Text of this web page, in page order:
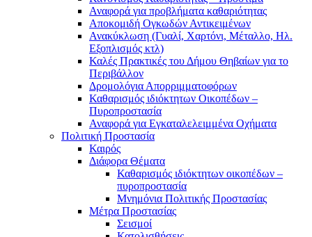
Αναφορά για προβλήματα καθαριότητας
Αποκομιδή Ογκωδών Αντικειμένων
Ανακύκλωση (Γυαλί, Χαρτόνι, Μέταλλο, Ηλ.
Εξοπλισμός κτλ)
Καλές Πρακτικές του Δήμου Θηβαίων για το
Περιβάλλον
Δρομολόγια Απορριμματοφόρων
Καθαρισμός ιδιόκτητων Οικοπέδων –
Πυροπροστασία
Αναφορά για Εγκαταλελειμμένα Οχήματα
Πολιτική Προστασία
Καιρός
Διάφορα Θέματα
Καθαρισμός ιδιόκτητων οικοπέδων –
πυροπροστασία
Μνημόνια Πολιτικής Προστασίας
Μέτρα Προστασίας
Σεισμοί